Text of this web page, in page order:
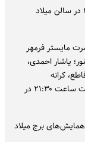
معین زندی ۲۱ اردیبهشت سانس‌های ۱۹:۳۰ و ۲۲:۳۰ در سالن میلاد
مایستر فرمهر
یاشار احمدی،
کرانه
دولتی، عارفه ایمانی، گلچیا عاکفی ۲۱ تا ۲۳ اردیبهشت ساعت ۲۱:۳۰ در